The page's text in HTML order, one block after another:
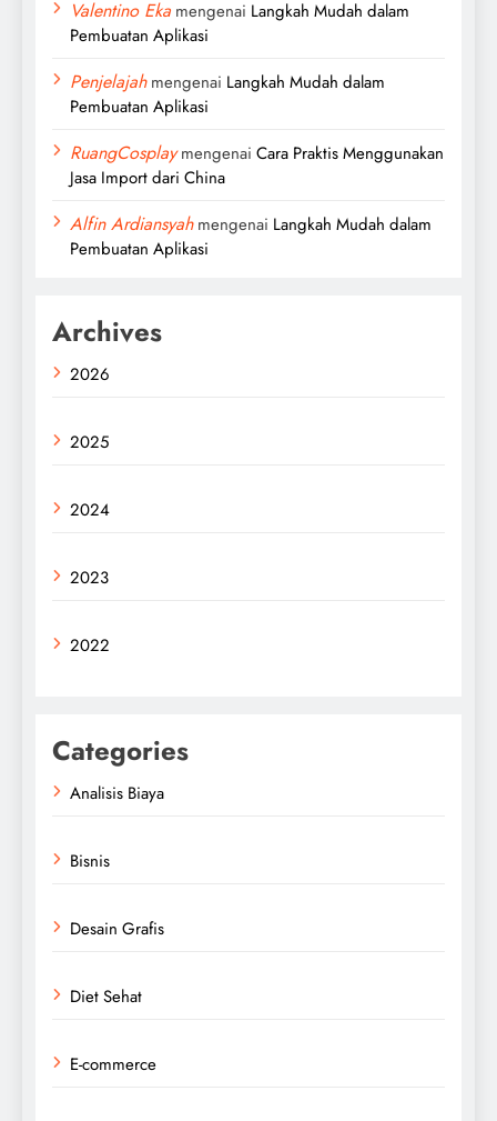
Valentino Eka mengenai Langkah Mudah dalam
Pembuatan Aplikasi
Penjelajahmengenai Langkah Mudah dalam
Pembuatan Aplikasi
RuangCosplaymengenai Cara Praktis Menggunakan
Jasa Import dari China
Alfin Ardiansyahmengenai Langkah Mudah dalam
Pembuatan Aplikasi
Archives
2026
2025
2024
2023
2022
Categories
Analisis Biaya
Bisnis
Desain Grafis
Diet Sehat
E-commerce